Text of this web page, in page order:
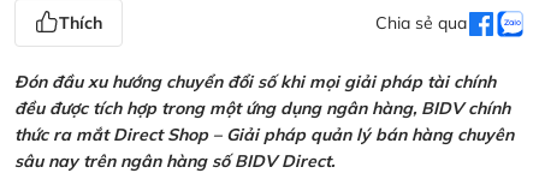
Thích Chia sẻ qua
Đón đầu xu hướng chuyển đổi số khi mọi giải pháp tài chính
đều được tích hợp trong một ứng dụng ngân hàng, BIDV chính
thức ra mắt Direct Shop – Giải pháp quản lý bán hàng chuyên
sâu nay trên ngân hàng số BIDV Direct.